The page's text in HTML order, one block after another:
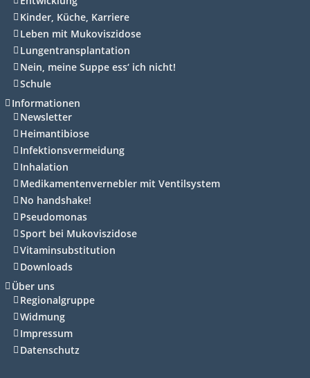
Kinder, Küche, Karriere
Leben mit Mukoviszidose
Lungentransplantation
Nein, meine Suppe ess‘ ich nicht!
Schule
Informationen
Newsletter
Heimantibiose
Infektionsvermeidung
Inhalation
Medikamentenvernebler mit Ventilsystem
No handshake!
Pseudomonas
Sport bei Mukoviszidose
Vitaminsubstitution
Downloads
Über uns
Regionalgruppe
Widmung
Impressum
Datenschutz